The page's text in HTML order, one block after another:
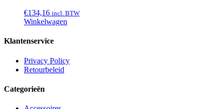
€134,16 incl. BTW
Winkelwagen
Klantenservice
Privacy Policy
Retourbeleid
Categorieën